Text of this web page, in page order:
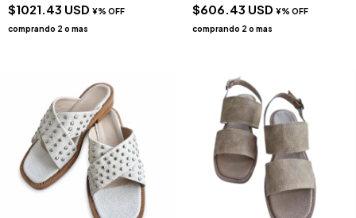
$1021.43 USD $606.43 USD